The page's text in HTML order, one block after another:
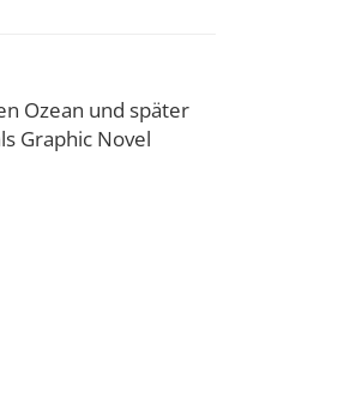
Ozean und später
Graphic Novel